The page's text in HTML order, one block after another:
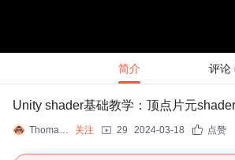
简介 评论
Unity shader基础教学：顶点片元shader
Thomas_YXQ 关注 29 2024-03-18 点赞